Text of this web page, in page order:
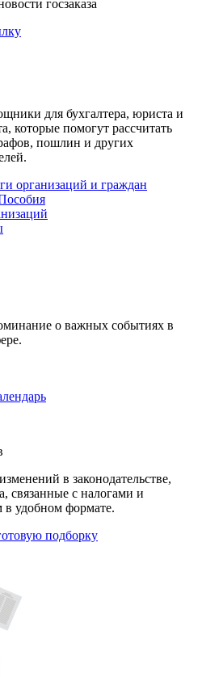
госзаказа
для бухгалтера, юриста и
которые помогут рассчитать
пошлин и других
организаций и граждан
о важных событиях в
в законодательстве,
связанные с налогами и
в удобном формате.
подборку